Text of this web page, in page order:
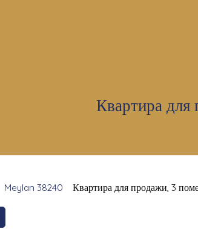
Квартира
Meylan 38240 Квартира для продажи, 3